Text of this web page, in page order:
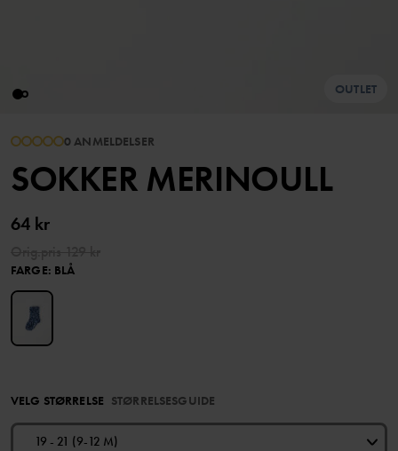
OUTLET
0 ANMELDELSER
SOKKER MERINOULL
64 kr
FARGE: BLÅ
VELG STØRRELSE STØRRELSESGUIDE
19 - 21 (9-12 M)